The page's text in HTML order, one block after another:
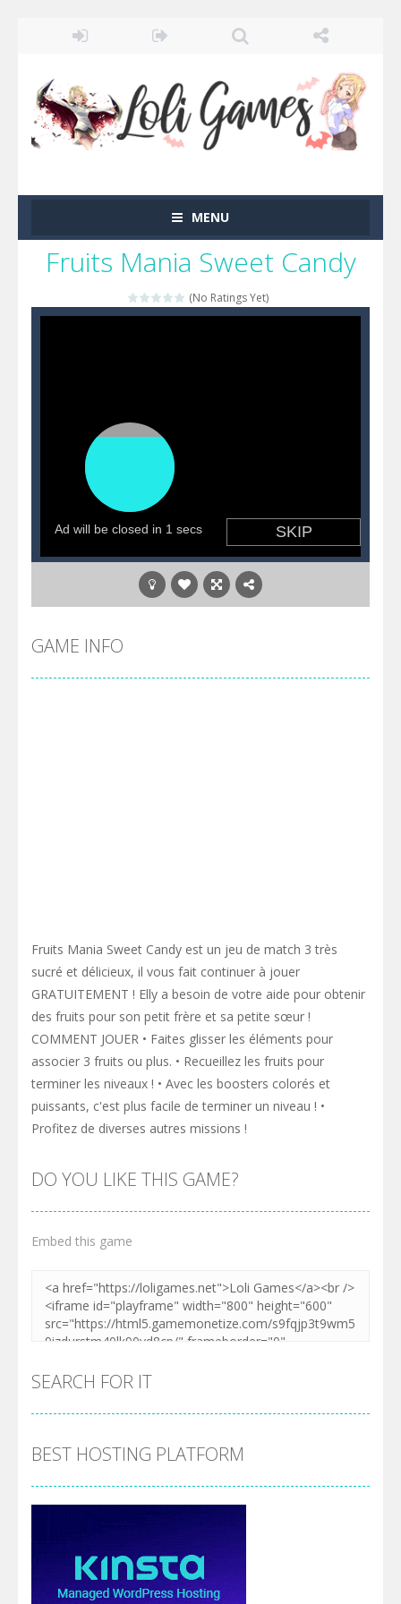
MENU
Fruits Mania Sweet Candy
(No Ratings Yet)
GAME INFO
Fruits Mania Sweet Candy est un jeu de match 3 très
sucré et délicieux, il vous fait continuer à jouer
GRATUITEMENT ! Elly a besoin de votre aide pour obtenir
des fruits pour son petit frère et sa petite sœur !
COMMENT JOUER • Faites glisser les éléments pour
associer 3 fruits ou plus. • Recueillez les fruits pour
terminer les niveaux ! • Avec les boosters colorés et
puissants, c'est plus facile de terminer un niveau ! •
Profitez de diverses autres missions !
DO YOU LIKE THIS GAME?
Embed this game
SEARCH FOR IT
BEST HOSTING PLATFORM